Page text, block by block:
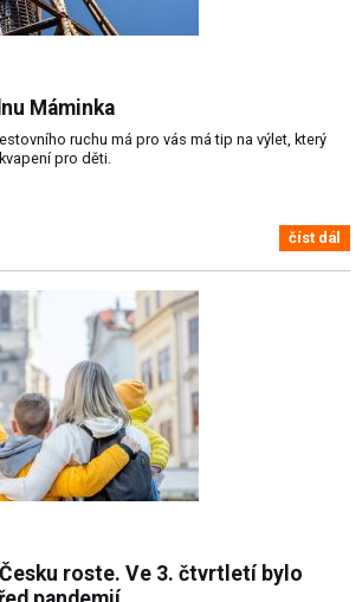
Máminka
ruchu má pro vás má tip na výlet, který
pro děti.
číst dál
roste. Ve 3. čtvrtletí bylo